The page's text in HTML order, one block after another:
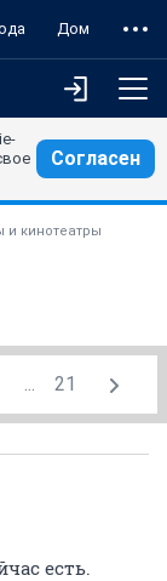
Дом
Согласен
и кинотеатры
... 21
есть.